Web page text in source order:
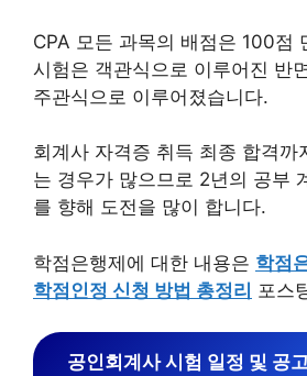
CPA 모든 과목의 배점은 100점
시험은 객관식으로 이루어진 반
주관식으로 이루어졌습니다.
회계사 자격증 취득 최종 합격까
는 경우가 많으므로 2년의 공부
를 향해 도전을 많이 합니다.
학점은행제에 대한 내용은 학점
학점인정 신청 방법 총정리 포스
공인회계사 시험 일정 및 공